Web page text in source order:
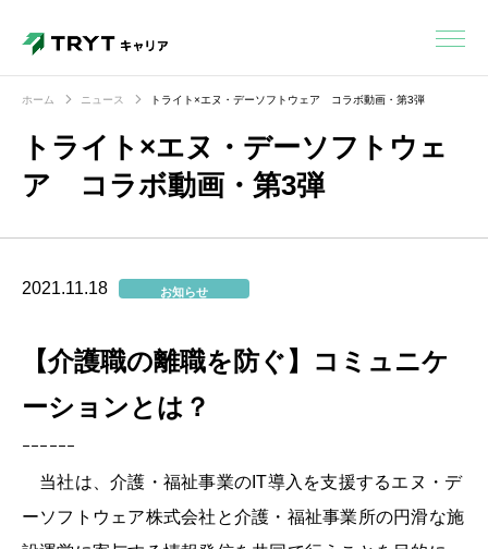
ホーム ニュース トライト×エヌ・デーソフトウェア コラボ動画・第3弾
トライト×エヌ・デーソフトウェ
ア コラボ動画・第3弾
2021.11.18 お知らせ
【介護職の離職を防ぐ】コミュニケ
ーションとは？
ｰｰｰｰｰｰ
当社は、介護・福祉事業のIT導入を支援するエヌ・デ
ーソフトウェア株式会社と介護・福祉事業所の円滑な施